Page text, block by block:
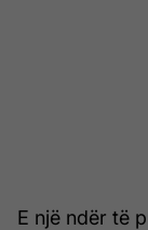
E një ndër të